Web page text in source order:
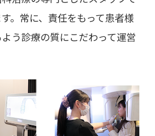
。常に、責任をもって患者様
う診療の質にこだわって運営